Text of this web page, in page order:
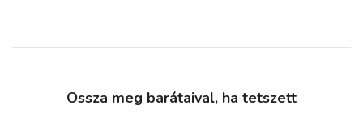
Ossza meg barátaival, ha tetszett